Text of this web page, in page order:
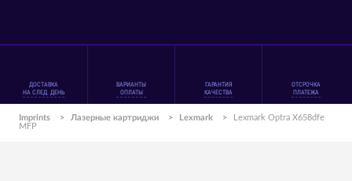
ДОСТАВКА
НА СЛЕД. ДЕНЬ
ВАРИАНТЫ
ОПЛАТЫ
ГАРАНТИЯ
КАЧЕСТВА
ОТСРОЧКА
ПЛАТЕЖА
Imprints > Лазерные картриджи > Lexmark >
Lexmark Optra X658dfe
MFP